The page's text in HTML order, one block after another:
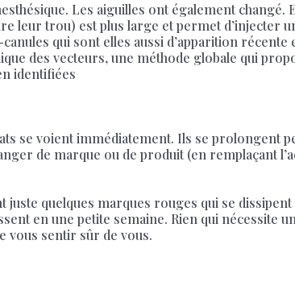
Les aiguilles ont également changé.
leur trou) est plus large et permet d’injecter
qui sont elles aussi d’apparition
des vecteurs, une méthode globale qui
identifiées
se voient immédiatement. Ils se prolongent
de marque ou de produit (en remplaçant
quelques marques rouges qui se dissipent
en une petite semaine. Rien qui nécessite
vous sentir sûr de vous.